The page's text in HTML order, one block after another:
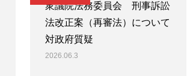
衆議院法務委員会 刑事訴訟
法改正案（再審法）について
対政府質疑
2026.06.3